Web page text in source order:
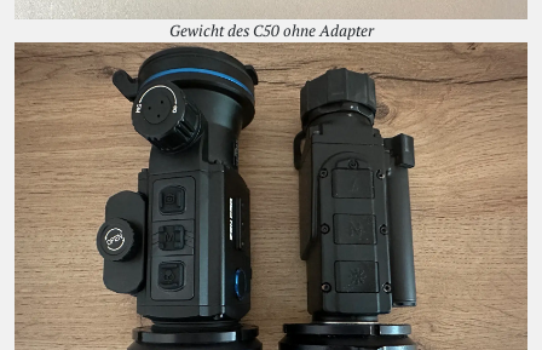
Gewicht des C50 ohne Adapter